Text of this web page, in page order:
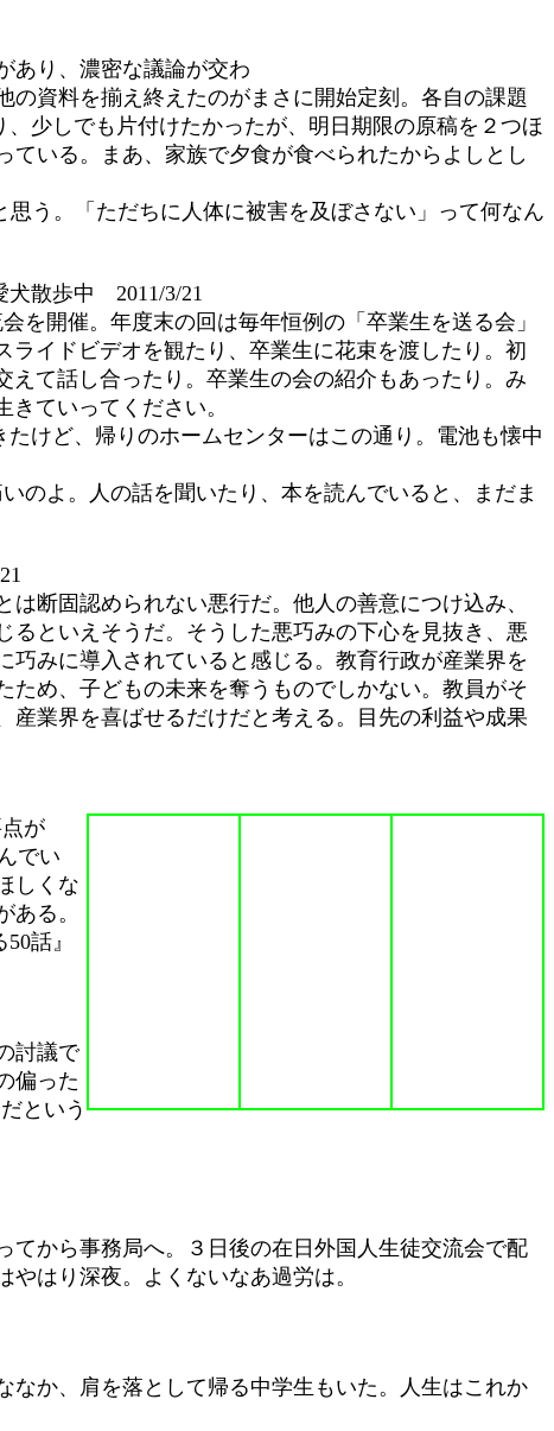
あり、濃密な議論が交わ
資料を揃え終えたのがまさに開始定刻。各自の課題
少しでも片付けたかったが、明日期限の原稿を２つほ
いる。まあ、家族で夕食が食べられたからよしとし
う。「ただちに人体に被害を及ぼさない」って何なん
犬散歩中 2011/3/21
開催。年度末の回は毎年恒例の「卒業生を送る会」
イドビデオを観たり、卒業生に花束を渡したり。初
て話し合ったり。卒業生の会の紹介もあったり。み
ていってください。
けど、帰りのホームセンターはこの通り。電池も懐中
のよ。人の話を聞いたり、本を読んでいると、まだま
断固認められない悪行だ。他人の善意につけ込み、
といえそうだ。そうした悪巧みの下心を見抜き、悪
みに導入されていると感じる。教育行政が産業界を
め、子どもの未来を奪うものでしかない。教員がそ
業界を喜ばせるだけだと考える。目先の利益や成果
が
でい
しくな
る。
話』
討議で
偏った
という
から事務局へ。３日後の在日外国人生徒交流会で配
はり深夜。よくないなあ過労は。
か、肩を落として帰る中学生もいた。人生はこれか